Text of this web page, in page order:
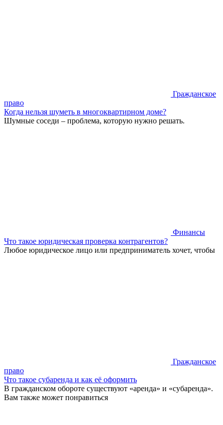
Гражданское
право
Когда нельзя шуметь в многоквартирном доме?
Шумные соседи – проблема, которую нужно решать.
Финансы
Что такое юридическая проверка контрагентов?
Любое юридическое лицо или предприниматель хочет, чтобы
Гражданское
право
Что такое субаренда и как её оформить
В гражданском обороте существуют «аренда» и «субаренда».
Вам также может понравиться